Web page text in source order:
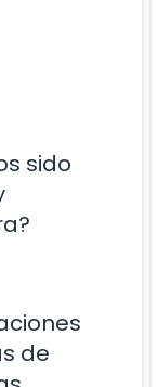
sido
de